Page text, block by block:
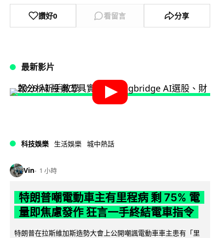
讚好0 看留言 分享
最新影片
科技娛樂 生活娛樂 城中熱話
Vin 1 小時
特朗普嘲電動車主有里程病 剩 75% 電
量即焦慮發作 狂言一手終結電車指令
特朗普在拉斯維加斯造勢大會上公開嘲諷電動車車主患有「里